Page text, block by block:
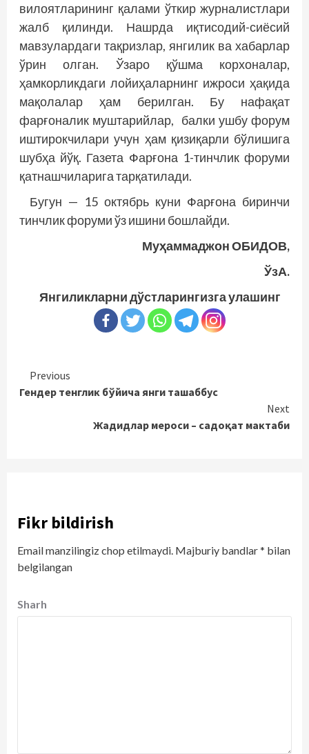
вилоятларининг қалами ўткир журналистлари
жалб қилинди. Нашрда иқтисодий-сиёсий
мавзулардаги тақризлар, янгилик ва хабарлар
ўрин олган. Ўзаро қўшма корхоналар,
ҳамкорликдаги лойиҳаларнинг ижроси ҳақида
мақолалар ҳам берилган. Бу нафақат
фарғоналик муштарийлар, балки ушбу форум
иштирокчилари учун ҳам қизиқарли бўлишига
шубҳа йўқ. Газета Фарғона 1-тинчлик форуми
қатнашчиларига тарқатилади.
Бугун — 15 октябрь куни Фарғона биринчи
тинчлик форуми ўз ишини бошлайди.
Муҳаммаджон ОБИДОВ,
ЎзА.
Янгиликларни дўстларингизга улашинг
Continue
Reading
Previous
Гендер тенглик бўйича янги ташаббус
Next
Жадидлар мероси – садоқат мактаби
Fikr bildirish
Email manzilingiz chop etilmaydi. Majburiy bandlar* bilan
belgilangan
Sharh